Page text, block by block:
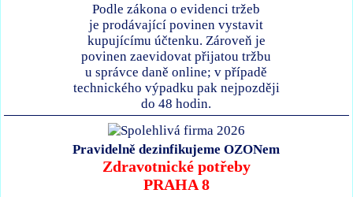
Podle zákona o evidenci tržeb
je prodávající povinen vystavit
kupujícímu účtenku. Zároveň je
povinen zaevidovat přijatou tržbu
u správce daně online; v případě
technického výpadku pak nejpozději
do 48 hodin.
Pravidelně dezinfikujeme OZONem
Zdravotnické potřeby
PRAHA 8